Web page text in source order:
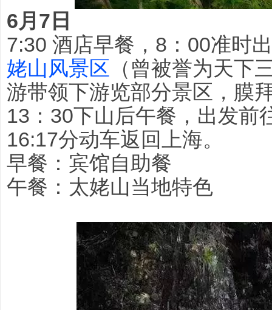
6月7日
7:30 酒店早餐，8：00准时
姥山风景区 （曾被誉为天下
游带领下游览部分景区，膜
13：30下山后午餐，出发前
16:17分动车返回上海。
早餐：宾馆自助餐
午餐：太姥山当地特色